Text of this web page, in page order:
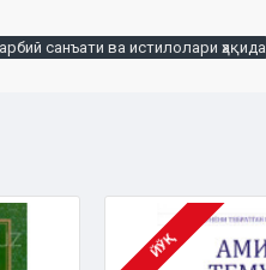
санъати ва истилолари ҳақида
ЙЎҚ